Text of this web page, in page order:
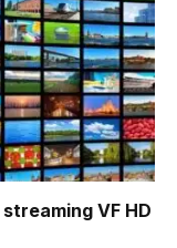
streaming VF HD